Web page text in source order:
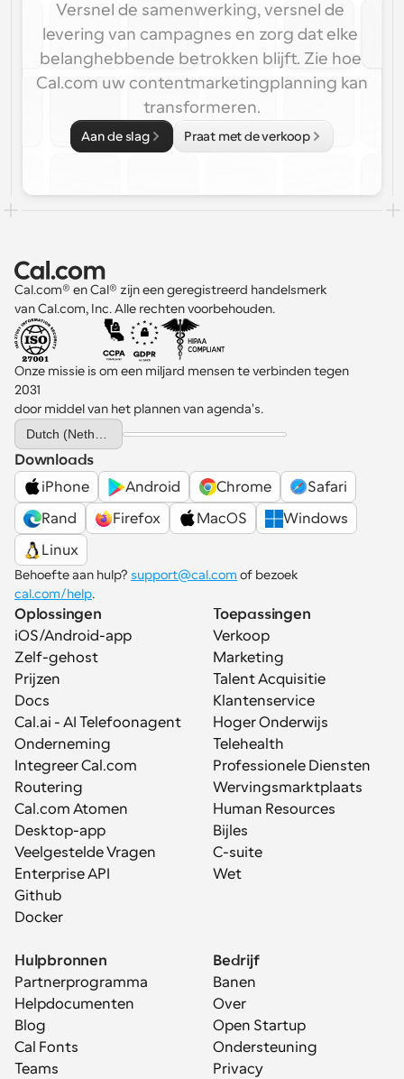
Versnel de samenwerking, versnel de
levering van campagnes en zorg dat elke
belanghebbende betrokken blijft. Zie hoe
Cal.com uw contentmarketingplanning kan
transformeren.
Aan de slag Praat met de verkoop
Cal.com® en Cal® zijn een geregistreerd handelsmerk
van Cal.com, Inc. Alle rechten voorbehouden.
Onze missie is om een miljard mensen te verbinden tegen
2031
door middel van het plannen van agenda's.
Select Language
Downloads
iPhone
Android Chrome
Safari
Rand
Firefox MacOS
Windows
Linux
Behoefte aan hulp? support@cal.com
cal.com/help.
Oplossingen
iOS/Android-app
Zelf-gehost
Prijzen
Docs
Cal.ai - AI Telefoonagent
Onderneming
Integreer Cal.com
Routering
Cal.com Atomen
Desktop-app
Veelgestelde Vragen
Enterprise API
Github
Docker
Toepassingen
Verkoop
Marketing
Talent Acquisitie
Klantenservice
Hoger Onderwijs
Telehealth
Professionele Diensten
Wervingsmarktplaats
Human Resources
Bijles
C-suite
Wet
Hulpbronnen
Partnerprogramma
Helpdocumenten
Blog
Cal Fonts
Teams
Bedrijf
Banen
Over
Open Startup
Ondersteuning
Privacy